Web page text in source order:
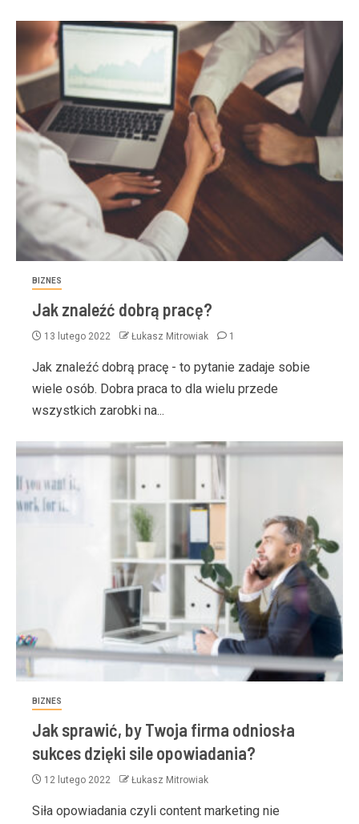
BIZNES
Jak znaleźć dobrą pracę?
13 lutego 2022 Łukasz Mitrowiak 1
Jak znaleźć dobrą pracę - to pytanie zadaje sobie
wiele osób. Dobra praca to dla wielu przede
wszystkich zarobki na...
BIZNES
Jak sprawić, by Twoja firma odniosła
sukces dzięki sile opowiadania?
12 lutego 2022 Łukasz Mitrowiak
Siła opowiadania czyli content marketing nie